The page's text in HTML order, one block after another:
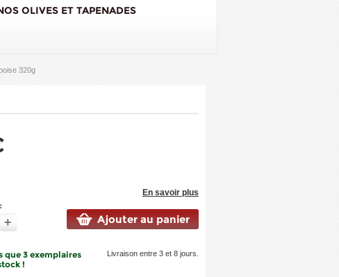
OLIVES ET TAPENADES
320g
En savoir plus
+ Ajouter au panier
que 3 exemplaires
!
Livraison entre 3 et 8 jours.